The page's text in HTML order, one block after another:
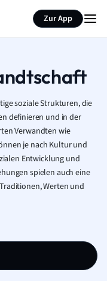
Zur App
soziale Strukturen, die
definieren und in der
Verwandten wie
je nach Kultur und
Entwicklung und
spielen auch eine
Werten und